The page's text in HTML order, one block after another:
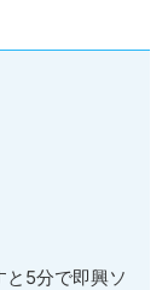
と5分で即興ソ